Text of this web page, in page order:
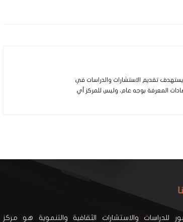
يستهدف تقديم الاستشارات والدراسات في
المعرفة بوجه عام، وليس للمركز أي
للدراسات والاستشارات الثقافية والتنموية هو مركز